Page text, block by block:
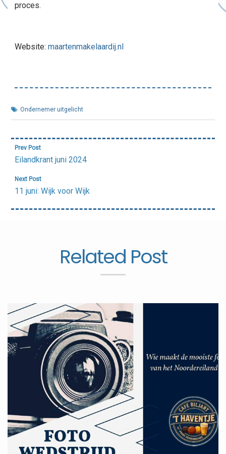
proces.
Website: maartenmakelaardij.nl
Ondernemer uitgelicht
Bericht
navigatie
Prev Post
Eilandkrant juni 2024
Next Post
11 juni: Wijk voor Wijk
Related Post